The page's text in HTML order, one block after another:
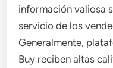
información valiosa
servicio de los
Generalmente,
Buy reciben altas